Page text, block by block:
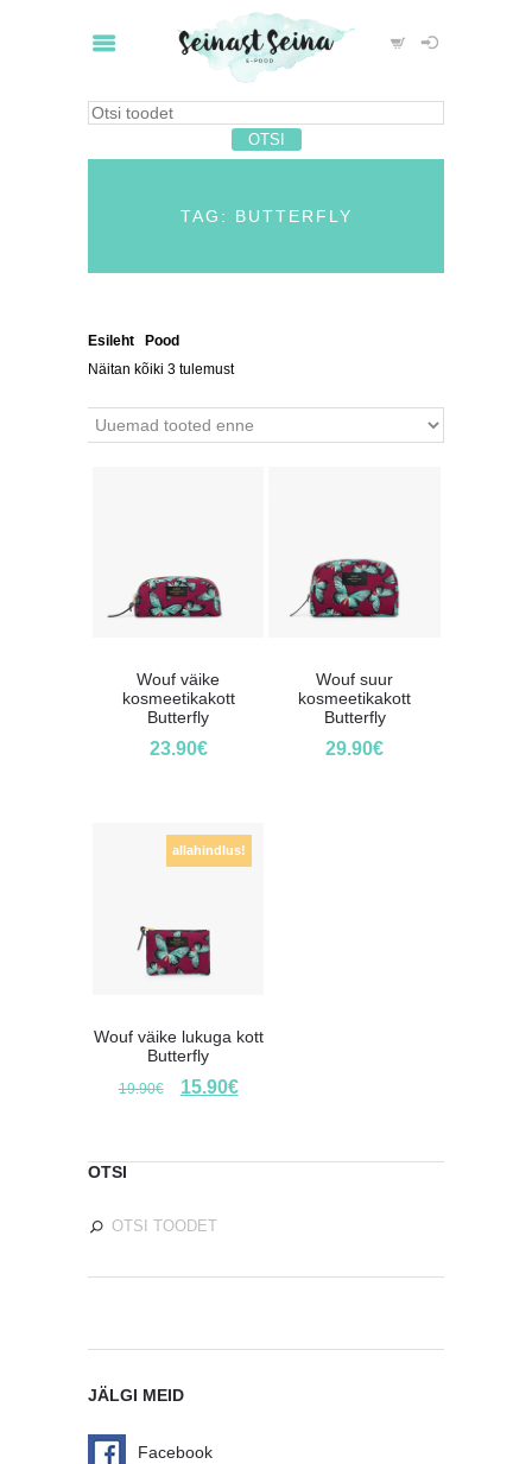
TAG: BUTTERFLY
Esileht Pood
Näitan kõiki 3 tulemust
Wouf väike
kosmeetikakott
Butterfly
23.90€
Wouf suur
kosmeetikakott
Butterfly
29.90€
allahindlus!
Wouf väike lukuga kott
Butterfly
19.90€ 15.90€
OTSI
JÄLGI MEID
Facebook